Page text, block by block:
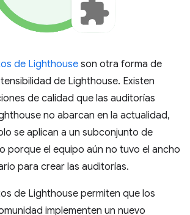
de Lighthouse son otra forma de
de Lighthouse. Existen
de calidad que las auditorías
no abarcan en la actualidad,
se aplican a un subconjunto de
porque el equipo aún no tuvo el ancho
para crear las auditorías.
de Lighthouse permiten que los
implementen un nuevo